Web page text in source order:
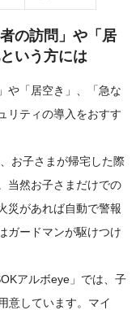
の訪問」や「居
いう方には
や「居空き」、「急な
リティの導入をおすす
お子さまが帰宅した際
当然お子さまだけでの
災があれば自動で警報
ガードマンが駆けつけ
アルボeye」では、子
意しています。マイ